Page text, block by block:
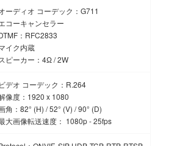
ーディオ コーデック：G711
コーキャンセラー
：RFC2833
イク内蔵
ピーカー：4Ω / 2W
デオ コーデック：R.264
像度：1920 x 1080
角：82° (H) / 52° (V) / 90° (D)
大画像転送速度： 1080p - 25fps